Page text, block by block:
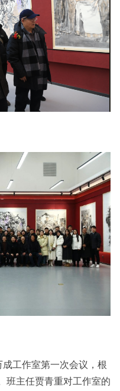
成工作室第一次会议，根
班主任贾青重对工作室的